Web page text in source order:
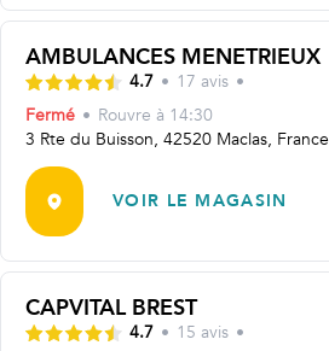
AMBULANCES MENETRIEUX
4.7 • 17 avis •
Fermé • Rouvre à 14:30
3 Rte du Buisson, 42520 Maclas, France
VOIR LE MAGASIN
CAPVITAL BREST
4.7 • 15 avis •